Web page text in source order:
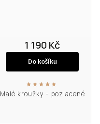
Malé kroužky - pozlacené
1 190 Kč
Do košíku